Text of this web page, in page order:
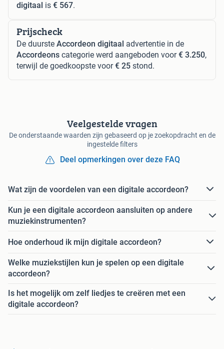
digitaal is € 567.
Prijscheck
De duurste Accordeon digitaal advertentie in de
Accordeons categorie werd aangeboden voor€ 3.250,
terwijl de goedkoopste voor€ 25 stond.
Veelgestelde vragen
De onderstaande waarden zijn gebaseerd op je zoekopdracht en de
ingestelde filters
Deel opmerkingen over deze FAQ
Wat zijn de voordelen van een digitale accordeon?
Kun je een digitale accordeon aansluiten op andere
muziekinstrumenten?
Hoe onderhoud ik mijn digitale accordeon?
Welke muziekstijlen kun je spelen op een digitale
accordeon?
Is het mogelijk om zelf liedjes te creëren met een
digitale accordeon?